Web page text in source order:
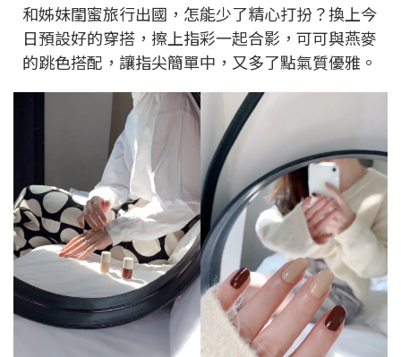
和姊妹閨蜜旅行出國，怎能少了精心打扮？換上今
日預設好的穿搭，擦上指彩一起合影，可可與燕麥
的跳色搭配，讓指尖簡單中，又多了點氣質優雅。